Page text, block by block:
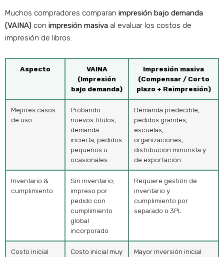
Muchos compradores comparan impresión bajo demanda
(VAINA) con impresión masiva al evaluar los costos de
impresión de libros.
Aspecto
VAINA
(Impresión
bajo demanda)
Impresión masiva
(Compensar / Corto
plazo + Reimpresión)
Mejores casos
de uso
Probando
nuevos títulos,
demanda
incierta, pedidos
pequeños u
ocasionales
Demanda predecible,
pedidos grandes,
escuelas,
organizaciones,
distribución minorista y
de exportación
Inventario &
cumplimiento
Sin inventario;
impreso por
pedido con
cumplimiento
global
incorporado
Requiere gestión de
inventario y
cumplimiento por
separado o 3PL
Costo inicial
Costo inicial muy
Mayor inversión inicial